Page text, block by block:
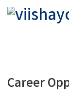
Career